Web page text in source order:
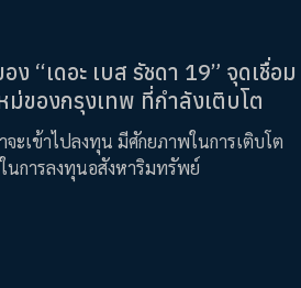
“เดอะ เบส รัชดา 19” จุดเชื่อม
ม่ของกรุงเทพ ที่กำลังเติบโต
จะเข้าไปลงทุน มีศักยภาพในการเติบโต
นการลงทุนอสังหาริมทรัพย์